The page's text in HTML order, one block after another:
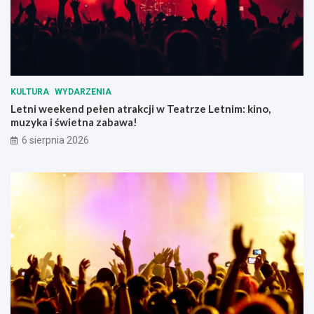
k
u
m
z
k
a
l
t
p
u
p
a
ł
KULTURA WYDARZENIA
Letni weekend pełen atrakcji w Teatrze Letnim: kino,
muzyka i świetna zabawa!
6 sierpnia 2026